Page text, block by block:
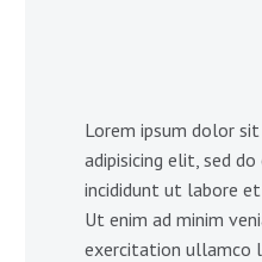
Lorem ipsum dolor
adipisicing elit, sed
incididunt ut labore
Ut enim ad minim
exercitation ullamco